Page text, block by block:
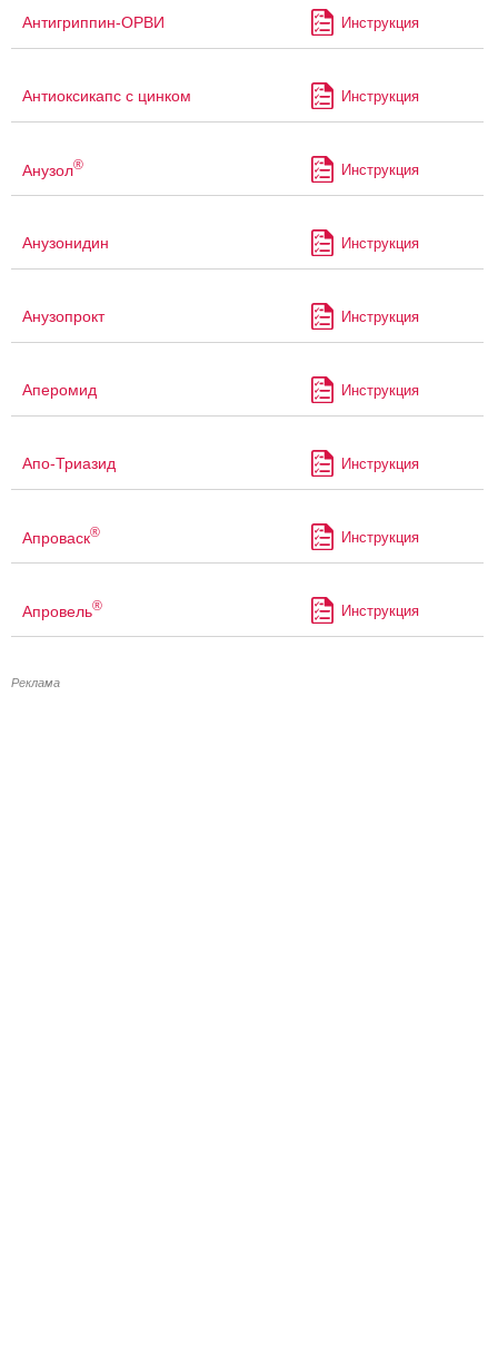
Антигриппин-ОРВИ Инструкция
Антиоксикапс с цинком Инструкция
Анузол® Инструкция
Анузонидин Инструкция
Анузопрокт Инструкция
Аперомид Инструкция
Апо-Триазид Инструкция
Апроваск® Инструкция
Апровель® Инструкция
Реклама